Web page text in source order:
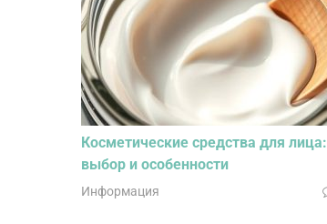
Косметические средства для лица:
выбор и особенности
Информация